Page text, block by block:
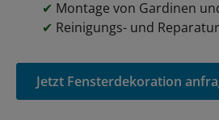
✔ Montage von Gardinen
✔ Reinigungs- und
Jetzt Fensterdekoration